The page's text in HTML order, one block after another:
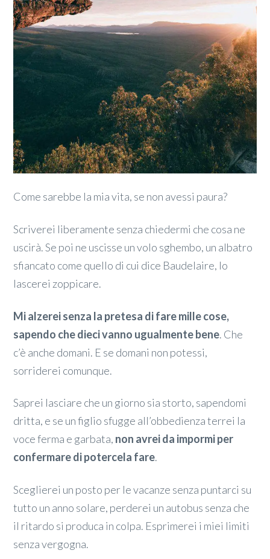
Come sarebbe la mia vita, se non avessi paura?
Scriverei liberamente senza chiedermi che cosa ne
uscirà. Se poi ne uscisse un volo sghembo, un albatro
sfiancato come quello di cui dice Baudelaire, lo
lascerei zoppicare.
Mi alzerei senza la pretesa di fare mille cose,
sapendo che dieci vanno ugualmente bene. Che
c’è anche domani. E se domani non potessi,
sorriderei comunque.
Saprei lasciare che un giorno sia storto, sapendomi
dritta, e se un figlio sfugge all’obbedienza terrei la
voce ferma e garbata, non avrei da impormi per
confermare di potercela fare.
Sceglierei un posto per le vacanze senza puntarci su
tutto un anno solare, perderei un autobus senza che
il ritardo si produca in colpa. Esprimerei i miei limiti
senza vergogna.